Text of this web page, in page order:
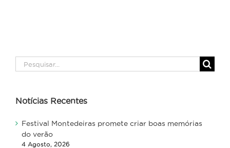
Pesquisar
Notícias Recentes
Festival Montedeiras promete criar boas memórias
do verão
4 Agosto, 2026